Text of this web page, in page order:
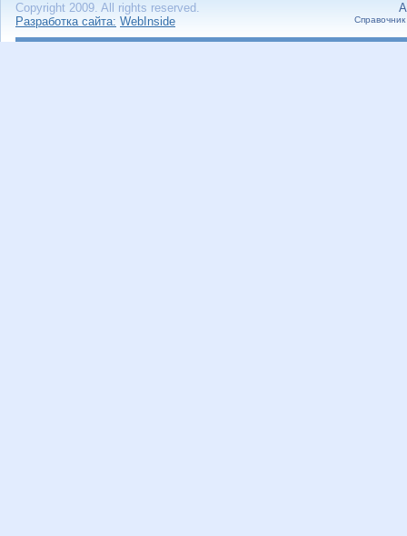
Copyright 2009. All rights reserved.
Разработка сайта: WebInside